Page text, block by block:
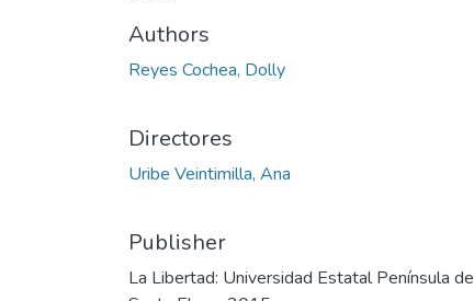
Authors
Reyes Cochea, Dolly
Directores
Uribe Veintimilla, Ana
Publisher
La Libertad: Universidad Estatal Península de